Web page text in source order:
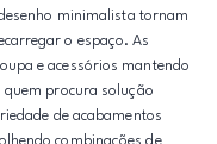
minimalista tornam
o espaço. As
e acessórios mantendo
procura solução
de acabamentos